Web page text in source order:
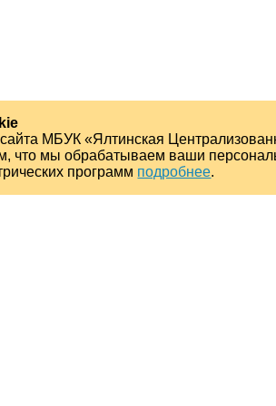
МБУК «Ялтинская
что мы обрабатываем ваши
программ подробнее.